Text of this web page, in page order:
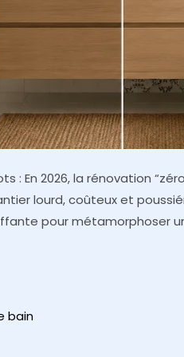
: En 2026, la rénovation
lourd, coûteux et
pour métamorphoser
bain